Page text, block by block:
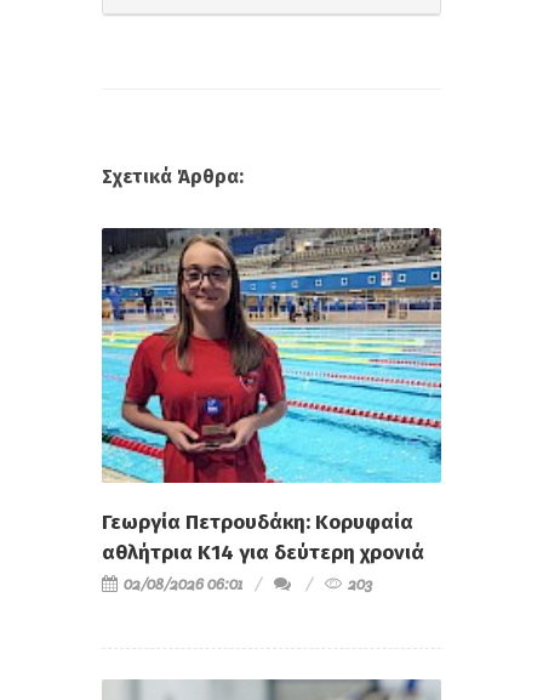
Σχετικά Άρθρα:
Γεωργία Πετρουδάκη: Κορυφαία
αθλήτρια Κ14 για δεύτερη χρονιά
02/08/2026 06:01 203